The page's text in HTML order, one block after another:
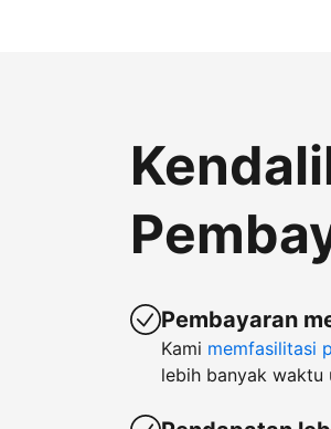
Pembayaran
Kami memfasilitasi
lebih banyak waktu